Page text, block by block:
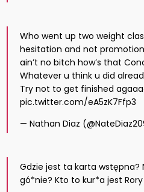
Who went up two weight
hesitation and not
ain’t no bitch how’s that
Whatever u think u did
Try not to get finished
pic.twitter.com/eA5zK7Ffp3
— Nathan Diaz
Gdzie jest ta karta wstępna?
gó*nie? Kto to kur*a jest